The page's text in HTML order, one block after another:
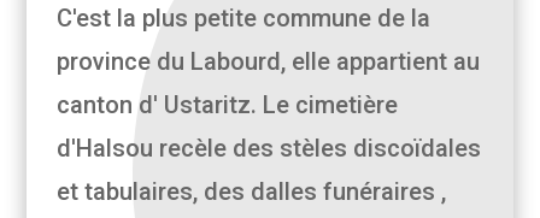
C'est la plus petite commune de la
province du Labourd, elle appartient au
canton d' Ustaritz. Le cimetière
d'Halsou recèle des stèles discoïdales
et tabulaires, des dalles funéraires ,